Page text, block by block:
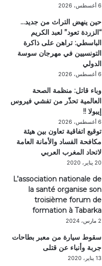
6 أغسطس، 2026
حين ينهض التراث من جديد…
“الزردة تعود” لعبد الكريم
الباسطي: تراهن على ذاكرة
التونسيين في مهرجان سوسة
الدولي
6 أغسطس، 2026
وباء قاتل: منظمة الصحة
العالمية تحذّر من تفشي فيروس
إيبولا !!
6 أغسطس، 2026
توقيع اتفاقية تعاون بين هيئة
مكافحة الفساد والأمانة العامة
لاتحاد المغرب العربي
20 يناير، 2020
L’association nationale de
la santé organise son
troisième forum de
formation à Tabarka
2 مارس، 2024
سقوط سيارة من معبر بطاحات
جربة وأنباء عن قتلى
13 يناير، 2020